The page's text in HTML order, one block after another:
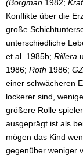
(Borgman 1982;
Konflikte über die
große
unterschiedliche
et al. 1985b; Rillera
1986; Roth 1986;
einer schwächeren
lockerer sind,
größere Rolle
ausgeprägt ist als
mögen das Kind
gegenüber weniger